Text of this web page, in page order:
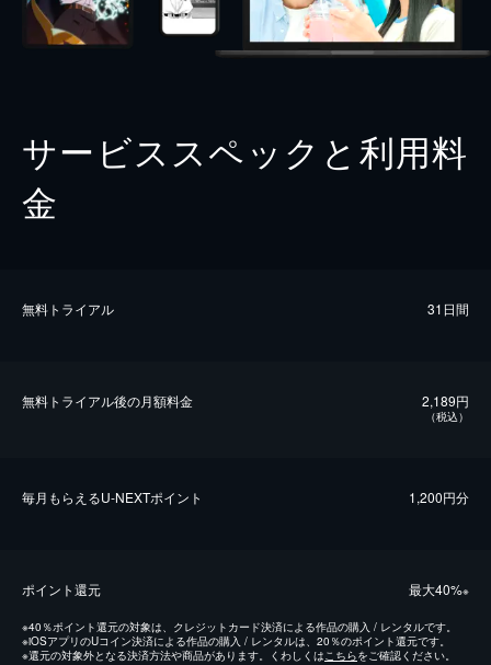
サービススペックと利用料
金
無料トライアル 31日間
無料トライアル後の⽉額料金 2,189円
（税込）
毎⽉もらえるU-NEXTポイント 1,200円分
ポイント還元 最⼤40%※
※40％ポイント還元の対象は、クレジットカード決済による作品の購入 / レンタルです。
※iOSアプリのUコイン決済による作品の購入 / レンタルは、20％のポイント還元です。
※還元の対象外となる決済方法や商品があります。くわしくはこちらをご確認ください。